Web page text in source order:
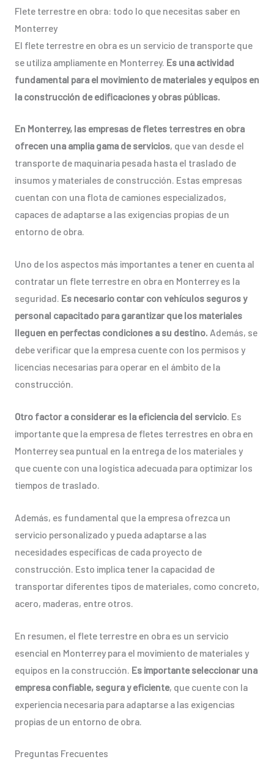
Flete terrestre en obra: todo lo que necesitas saber en
Monterrey
El flete terrestre en obra es un servicio de transporte que
se utiliza ampliamente en Monterrey. Es una actividad
fundamental para el movimiento de materiales y equipos en
la construcción de edificaciones y obras públicas.
En Monterrey, las empresas de fletes terrestres en obra
ofrecen una amplia gama de servicios, que van desde el
transporte de maquinaria pesada hasta el traslado de
insumos y materiales de construcción. Estas empresas
cuentan con una flota de camiones especializados,
capaces de adaptarse a las exigencias propias de un
entorno de obra.
Uno de los aspectos más importantes a tener en cuenta al
contratar un flete terrestre en obra en Monterrey es la
seguridad. Es necesario contar con vehículos seguros y
personal capacitado para garantizar que los materiales
lleguen en perfectas condiciones a su destino. Además, se
debe verificar que la empresa cuente con los permisos y
licencias necesarias para operar en el ámbito de la
construcción.
Otro factor a considerar es la eficiencia del servicio. Es
importante que la empresa de fletes terrestres en obra en
Monterrey sea puntual en la entrega de los materiales y
que cuente con una logística adecuada para optimizar los
tiempos de traslado.
Además, es fundamental que la empresa ofrezca un
servicio personalizado y pueda adaptarse a las
necesidades específicas de cada proyecto de
construcción. Esto implica tener la capacidad de
transportar diferentes tipos de materiales, como concreto,
acero, maderas, entre otros.
En resumen, el flete terrestre en obra es un servicio
esencial en Monterrey para el movimiento de materiales y
equipos en la construcción. Es importante seleccionar una
empresa confiable, segura y eficiente, que cuente con la
experiencia necesaria para adaptarse a las exigencias
propias de un entorno de obra.
Preguntas Frecuentes